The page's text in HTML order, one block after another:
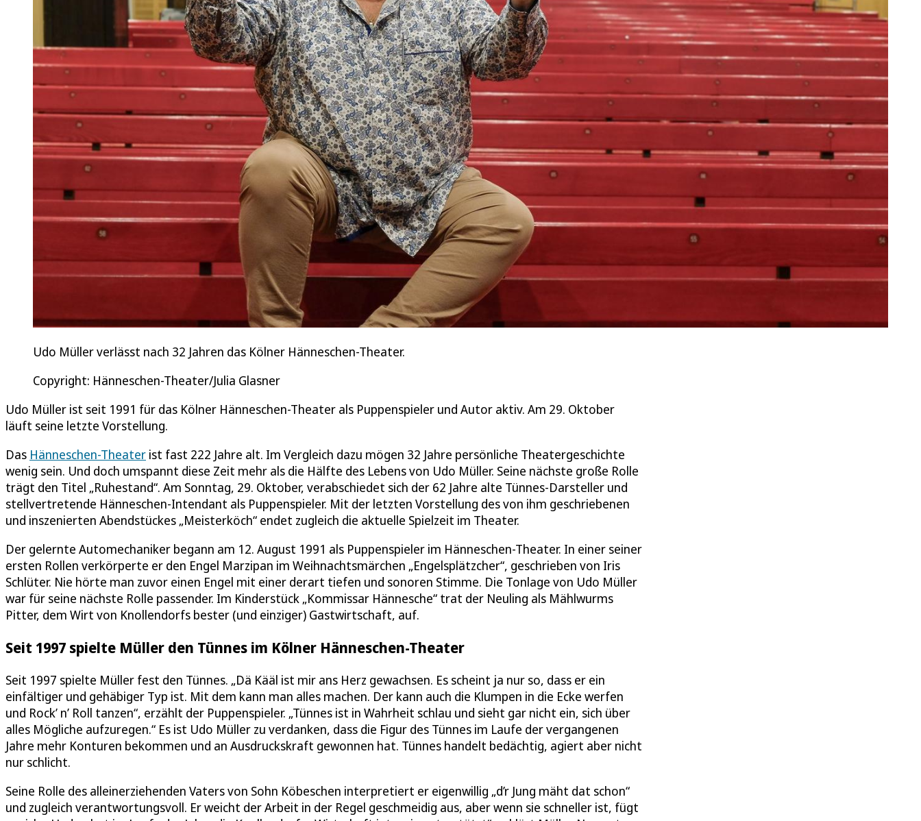
Udo Müller verlässt nach 32 Jahren das Kölner Hänneschen-Theater.
Copyright: Hänneschen-Theater/Julia Glasner
Udo Müller ist seit 1991 für das Kölner Hänneschen-Theater als Puppenspieler und Autor aktiv. Am 29. Oktober
läuft seine letzte Vorstellung.
Das Hänneschen-Theater ist fast 222 Jahre alt. Im Vergleich dazu mögen 32 Jahre persönliche Theatergeschichte
wenig sein. Und doch umspannt diese Zeit mehr als die Hälfte des Lebens von Udo Müller. Seine nächste große Rolle
trägt den Titel „Ruhestand“. Am Sonntag, 29. Oktober, verabschiedet sich der 62 Jahre alte Tünnes-Darsteller und
stellvertretende Hänneschen-Intendant als Puppenspieler. Mit der letzten Vorstellung des von ihm geschriebenen
und inszenierten Abendstückes „Meisterköch“ endet zugleich die aktuelle Spielzeit im Theater.
Der gelernte Automechaniker begann am 12. August 1991 als Puppenspieler im Hänneschen-Theater. In einer seiner
ersten Rollen verkörperte er den Engel Marzipan im Weihnachtsmärchen „Engelsplätzcher“, geschrieben von Iris
Schlüter. Nie hörte man zuvor einen Engel mit einer derart tiefen und sonoren Stimme. Die Tonlage von Udo Müller
war für seine nächste Rolle passender. Im Kinderstück „Kommissar Hännesche“ trat der Neuling als Mählwurms
Pitter, dem Wirt von Knollendorfs bester (und einziger) Gastwirtschaft, auf.
Seit 1997 spielte Müller den Tünnes im Kölner Hänneschen-Theater
Seit 1997 spielte Müller fest den Tünnes. „Dä Kääl ist mir ans Herz gewachsen. Es scheint ja nur so, dass er ein
einfältiger und gehäbiger Typ ist. Mit dem kann man alles machen. Der kann auch die Klumpen in die Ecke werfen
und Rock’ n’ Roll tanzen“, erzählt der Puppenspieler. „Tünnes ist in Wahrheit schlau und sieht gar nicht ein, sich über
alles Mögliche aufzuregen.“ Es ist Udo Müller zu verdanken, dass die Figur des Tünnes im Laufe der vergangenen
Jahre mehr Konturen bekommen und an Ausdruckskraft gewonnen hat. Tünnes handelt bedächtig, agiert aber nicht
nur schlicht.
Seine Rolle des alleinerziehenden Vaters von Sohn Köbeschen interpretiert er eigenwillig „d’r Jung mäht dat schon“
und zugleich verantwortungsvoll. Er weicht der Arbeit in der Regel geschmeidig aus, aber wenn sie schneller ist, fügt